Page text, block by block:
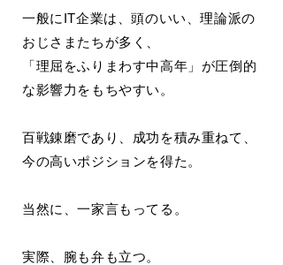
一般にIT企業は、頭のいい、理論派の
おじさまたちが多く、
「理屈をふりまわす中高年」が圧倒的
な影響力をもちやすい。
百戦錬磨であり、成功を積み重ねて、
今の高いポジションを得た。
当然に、一家言もってる。
実際、腕も弁も立つ。